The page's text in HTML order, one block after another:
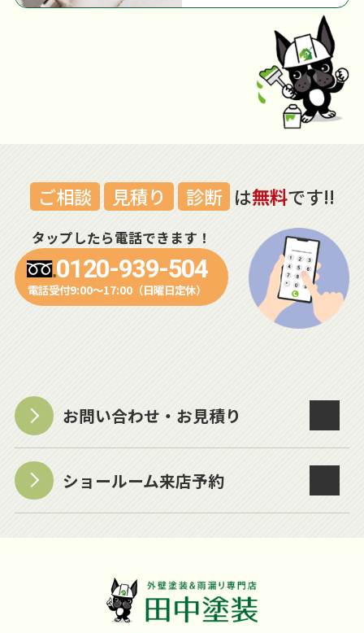
ご相談 見積り 診断 は無料です!!
タップしたら電話できます！
0120-939-504
電話受付9:00～17:00（日曜日定休）
お問い合わせ・お見積り
ショールーム来店予約